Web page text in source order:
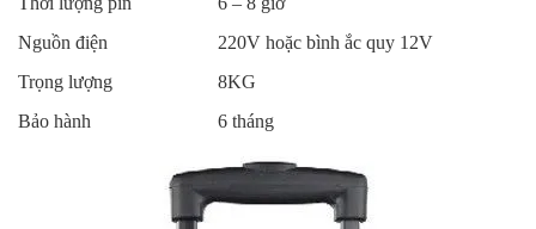
Nguồn điện
220V hoặc bình ắc quy 12V
Trọng lượng
8KG
Bảo hành
6 tháng